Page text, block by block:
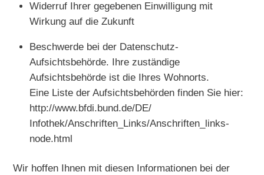
Widerruf Ihrer gegebenen Einwilligung mit
Wirkung auf die Zukunft
Beschwerde bei der Datenschutz-
Aufsichtsbehörde. Ihre zuständige
Aufsichtsbehörde ist die Ihres Wohnorts.
Eine Liste der Aufsichtsbehörden finden Sie hier:
http://www.bfdi.bund.de/DE/
Infothek/Anschriften_Links/Anschriften_links-
node.html
Wir hoffen Ihnen mit diesen Informationen bei der